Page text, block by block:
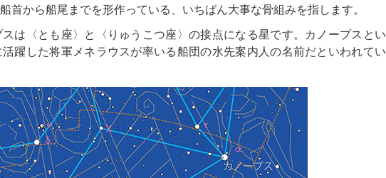
首から船尾までを形作っている、いちばん大事な骨組みを指します。
は〈とも座〉と〈りゅうこつ座〉の接点になる星です。カノープスとい
躍した将軍メネラウスが率いる船団の水先案内人の名前だといわれてい